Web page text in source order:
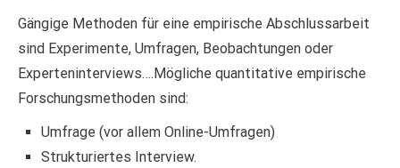
Gängige Methoden für eine empirische Abschlussarbeit
sind Experimente, Umfragen, Beobachtungen oder
Experteninterviews….Mögliche quantitative empirische
Forschungsmethoden sind:
Umfrage (vor allem Online-Umfragen)
Strukturiertes Interview.